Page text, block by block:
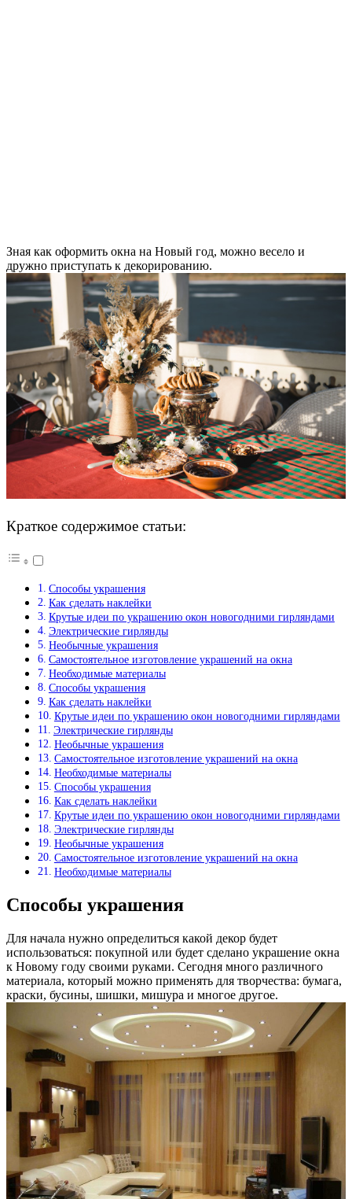
Зная как оформить окна на Новый год, можно весело и
дружно приступать к декорированию.
Краткое содержимое статьи:
Способы украшения
Как сделать наклейки
Крутые идеи по украшению окон новогодними гирляндами
Электрические гирлянды
Необычные украшения
Самостоятельное изготовление украшений на окна
Необходимые материалы
Способы украшения
Как сделать наклейки
Крутые идеи по украшению окон новогодними гирляндами
Электрические гирлянды
Необычные украшения
Самостоятельное изготовление украшений на окна
Необходимые материалы
Способы украшения
Как сделать наклейки
Крутые идеи по украшению окон новогодними гирляндами
Электрические гирлянды
Необычные украшения
Самостоятельное изготовление украшений на окна
Необходимые материалы
Способы украшения
Для начала нужно определиться какой декор будет
использоваться: покупной или будет сделано украшение окна
к Новому году своими руками. Сегодня много различного
материала, который можно применять для творчества: бумага,
краски, бусины, шишки, мишура и многое другое.